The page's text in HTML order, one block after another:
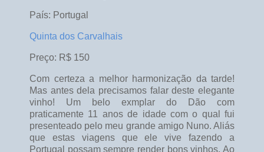
País: Portugal
Quinta dos Carvalhais
Preço: R$ 150
Com certeza a melhor harmonização da tarde!
Mas antes dela precisamos falar deste elegante
vinho! Um belo exmplar do Dão com
praticamente 11 anos de idade com o qual fui
presenteado pelo meu grande amigo Nuno. Aliás
que estas viagens que ele vive fazendo a
Portugal possam sempre render bons vinhos. Ao